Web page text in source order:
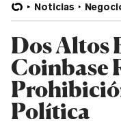
Noticias
Dos Altos
Coinbase
Política